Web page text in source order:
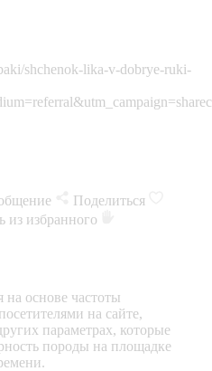
shchenok-lika-v-dobrye-ruki-
Поделиться
из избранного
основе частоты
на сайте,
параметрах, которые
породы на площадке